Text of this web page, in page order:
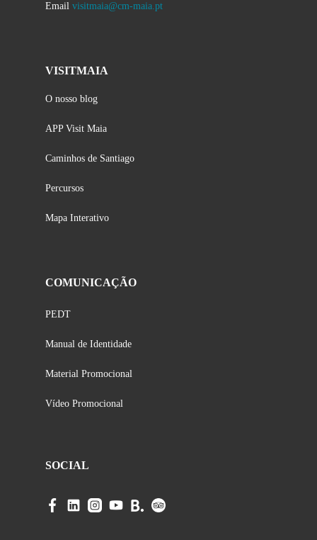
Email visitmaia@cm-maia.pt
VISITMAIA
O nosso blog
APP Visit Maia
Caminhos de Santiago
Percursos
Mapa Interativo
COMUNICAÇÃO
PEDT
Manual de Identidade
Material Promocional
Vídeo Promocional
SOCIAL